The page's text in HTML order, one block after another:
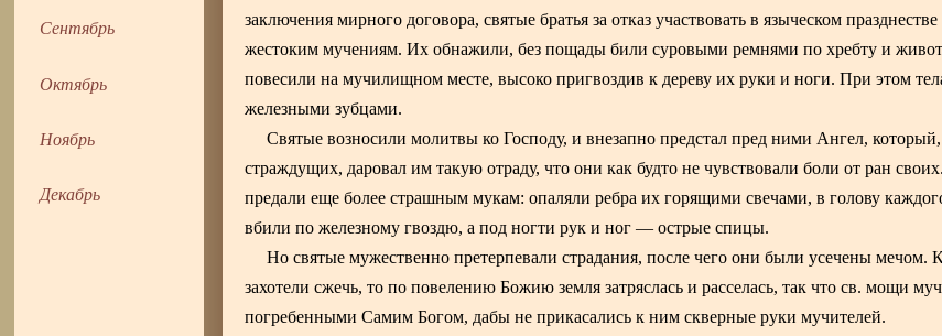
Сентябрь
Октябрь
Ноябрь
Декабрь
заключения мирного договора, святые братья за отказ участвовать в языческом
жестоким мучениям. Их обнажили, без пощады били суровыми ремнями по хребту и
повесили на мучилищном месте, высоко пригвоздив к дереву их руки и ноги. При этом
железными зубцами.
Святые возносили молитвы ко Господу, и внезапно предстал пред ними Ангел,
страждущих, даровал им такую отраду, что они как будто не чувствовали боли от ран
предали еще более страшным мукам: опаляли ребра их горящими свечами, в голову
вбили по железному гвоздю, а под ногти рук и ног — острые спицы.
Но святые мужественно претерпевали страдания, после чего они были усечены мечом.
захотели сжечь, то по повелению Божию земля затряслась и расселась, так что св. мощи
погребенными Самим Богом, дабы не прикасались к ним скверные руки мучителей.